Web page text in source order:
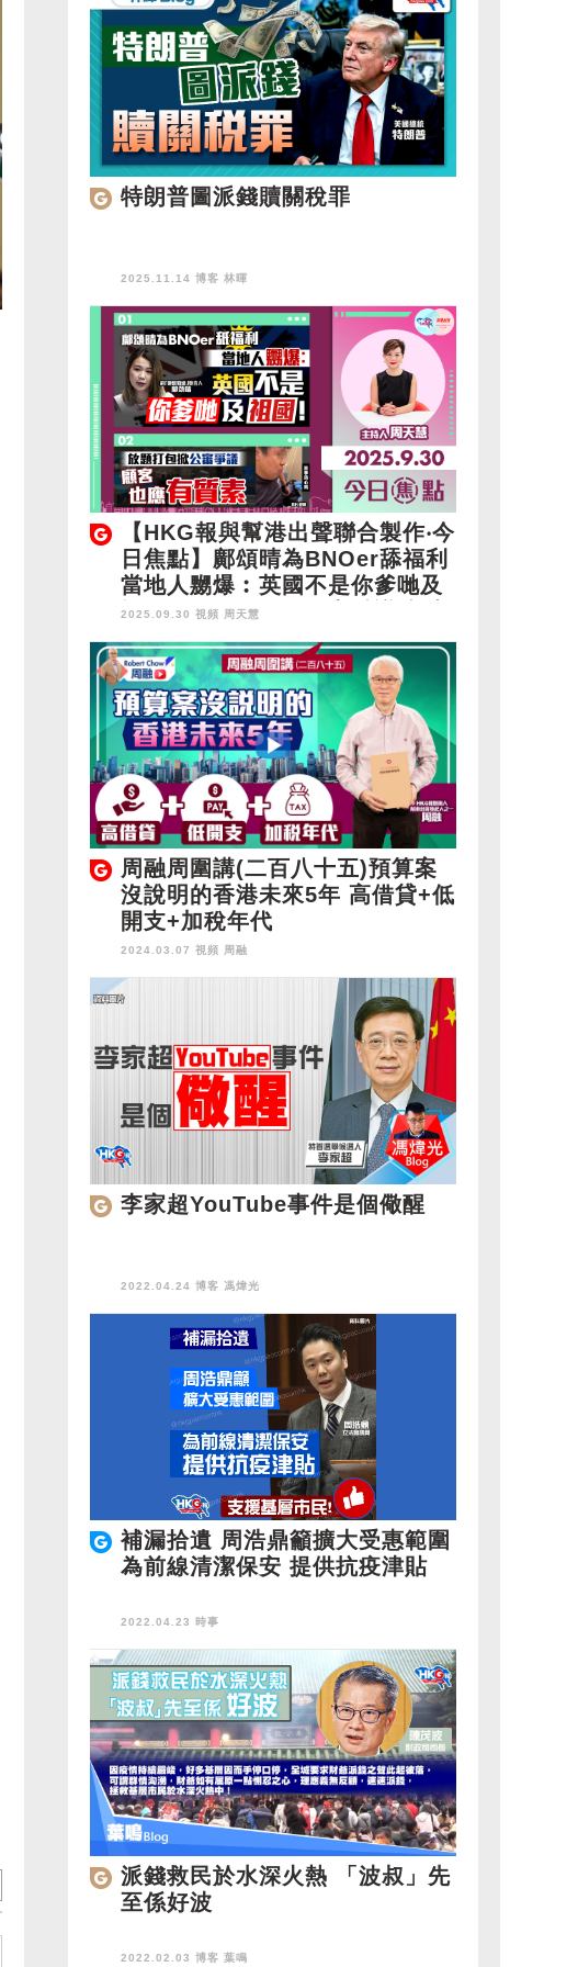
特朗普圖派錢贖關稅罪
2025.11.14 博客 林暉
【HKG報與幫港出聲聯合製作‧今
日焦點】鄺頌晴為BNOer舔福利
當地人嬲爆︰英國不是你爹哋及
祖國！放題打包掀公審爭議 顧客
也應有質素
2025.09.30 視頻 周天慧
周融周圍講(二百八十五)預算案
沒說明的香港未來5年 高借貸+低
開支+加稅年代
2024.03.07 視頻 周融
李家超YouTube事件是個儆醒
2022.04.24 博客 馮煒光
補漏拾遺 周浩鼎籲擴大受惠範圍
為前線清潔保安 提供抗疫津貼
2022.04.23 時事
派錢救民於水深火熱 「波叔」先
至係好波
2022.02.03 博客 葉鳴